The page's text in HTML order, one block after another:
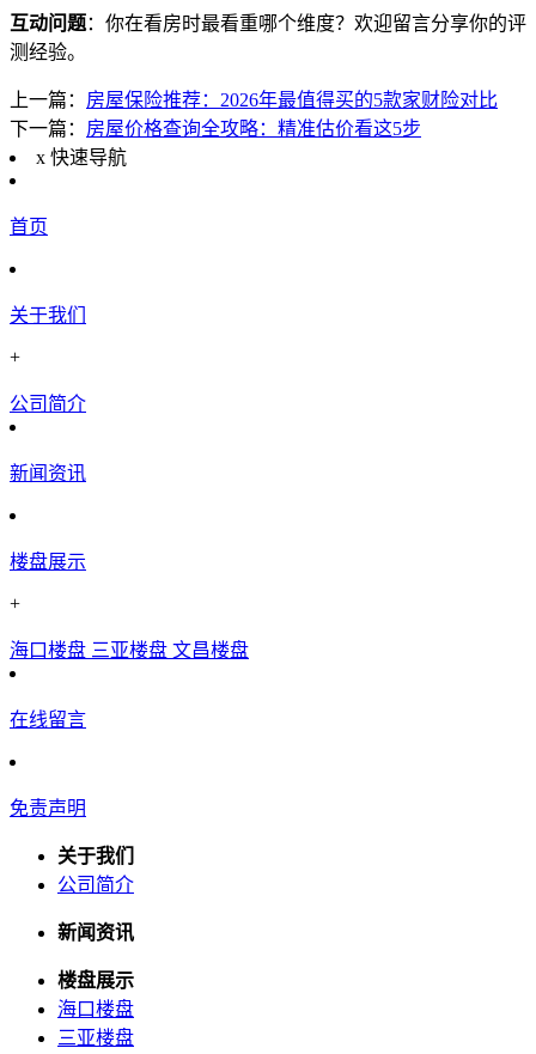
互动问题：你在看房时最看重哪个维度？欢迎留言分享你的评
测经验。
上一篇： 房屋保险推荐：2026年最值得买的5款家财险对比
下一篇： 房屋价格查询全攻略：精准估价看这5步
x 快速导航
首页
关于我们
+
公司简介
新闻资讯
楼盘展示
+
海口楼盘 三亚楼盘 文昌楼盘
在线留言
免责声明
关于我们
公司简介
新闻资讯
楼盘展示
海口楼盘
三亚楼盘